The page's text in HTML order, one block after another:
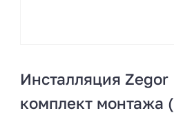
Инсталляция
комплект монтажа